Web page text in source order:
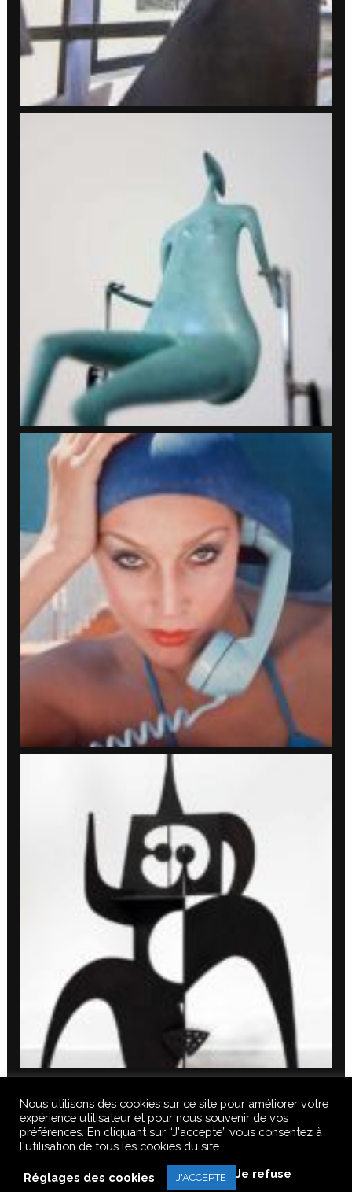
TEXTES, IMAGES, VIDEOS, GRAPHIQUES, SONS DE CE SITE SONT
SOUMISES À DES DROITS D’AUTEURS, REPRODUCTION INTERDITE.
Nous utilisons des cookies sur ce site pour améliorer votre
expérience utilisateur et pour nous souvenir de vos
préférences. En cliquant sur “J'accepte” vous consentez à
l'utilisation de tous les cookies du site.
Réglages des cookies J'ACCEPTE Je refuse